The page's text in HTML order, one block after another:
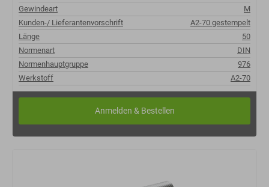
Gewindeart
M
Kunden-/ Lieferantenvorschrift
A2-70 gestempelt
Länge
50
Normenart
DIN
Normenhauptgruppe
976
Werkstoff
A2-70